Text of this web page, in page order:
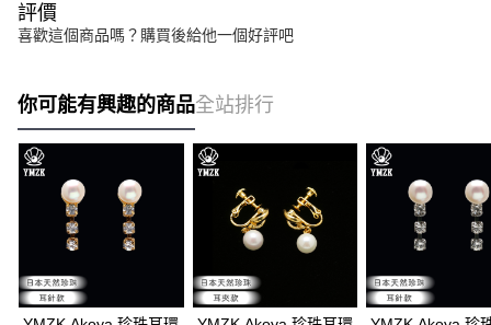
評價
喜歡這個商品嗎？購買後給他一個好評吧
你可能有興趣的商品全站排行